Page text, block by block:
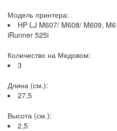
Модель принтера:
HP LJ M607/ M608/ M609,
iRunner 525i
Количество на Медовом:
3
Длина (см.):
27,5
Высота (см.):
2,5